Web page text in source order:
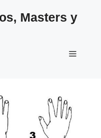
Masters y
Menú